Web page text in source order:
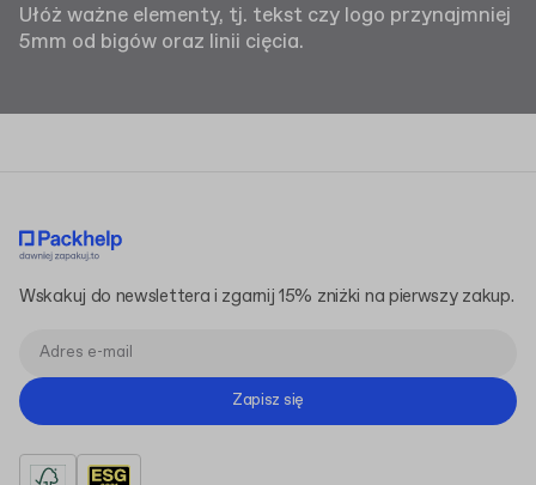
Ułóż ważne elementy, tj. tekst czy logo przynajmniej
5mm od bigów oraz linii cięcia.
Wskakuj do newslettera i zgarnij 15% zniżki na pierwszy zakup.
Zapisz się